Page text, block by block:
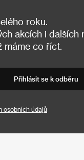
roku.
akcích i dalších
máme co říct.
Přihlásit se k odběru
osobních údajů